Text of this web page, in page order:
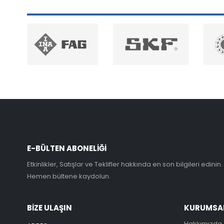
E-BÜLTEN ABONELİĞİ
Etkinlikler, Satışlar ve Teklifler hakkında en son bilgileri edinin.
Hemen bültene kaydolun.
BİZE ULAŞIN